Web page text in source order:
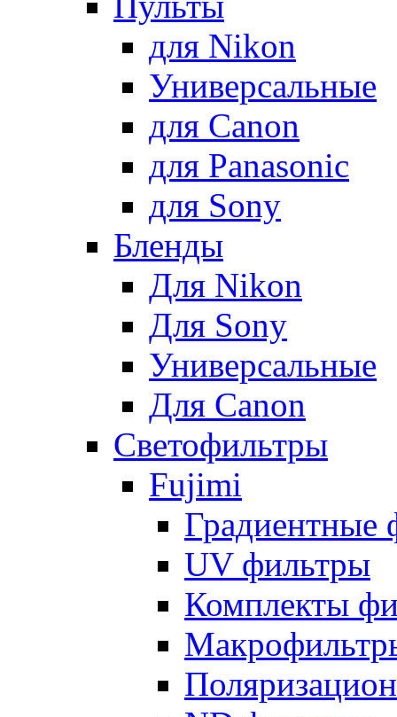
для Nikon
Универсальные
для Canon
для Panasonic
для Sony
Бленды
Для Nikon
Для Sony
Универсальные
Для Canon
Светофильтры
Fujimi
Градиентные
UV фильтры
Комплекты